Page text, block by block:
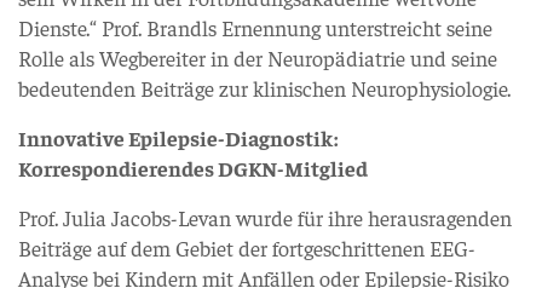
Dienste.“ Prof. Brandls Ernennung unterstreicht seine
Rolle als Wegbereiter in der Neuropädiatrie und seine
bedeutenden Beiträge zur klinischen Neurophysiologie.
Innovative Epilepsie-Diagnostik:
Korrespondierendes DGKN-Mitglied
Prof. Julia Jacobs-Levan wurde für ihre herausragenden
Beiträge auf dem Gebiet der fortgeschrittenen EEG-
Analyse bei Kindern mit Anfällen oder Epilepsie-Risiko